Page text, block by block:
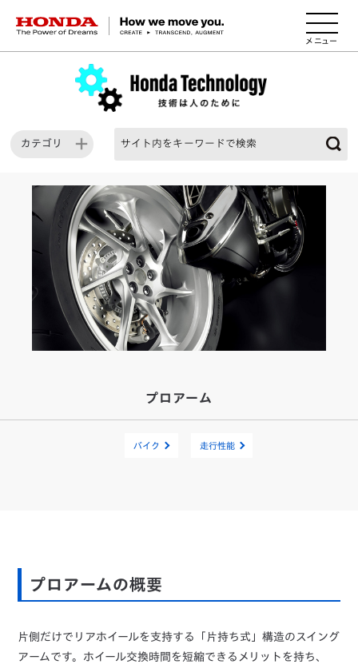
HONDA The Power of Dreams
カテゴリ
プロアーム
バイク 走行性能
プロアームの概要
片側だけでリアホイールを支持する「片持ち式」構造のスイング
アームです。ホイール交換時間を短縮できるメリットを持ち、